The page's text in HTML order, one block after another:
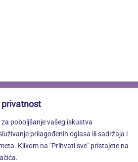
privatnost
poboljšanje vašeg iskustva
prilagođenih oglasa ili sadržaja i
Klikom na "Prihvati sve" pristajete na
Linkovi